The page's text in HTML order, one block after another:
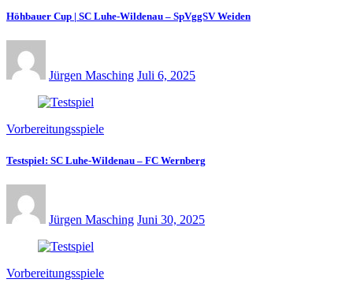
Höhbauer Cup | SC Luhe-Wildenau – SpVggSV Weiden
Jürgen Masching Juli 6, 2025
Vorbereitungsspiele
Testspiel: SC Luhe-Wildenau – FC Wernberg
Jürgen Masching Juni 30, 2025
Vorbereitungsspiele